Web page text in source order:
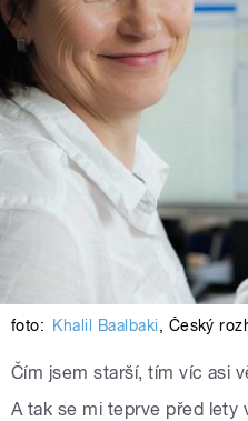
foto: Khalil Baalbaki, Český
Čím jsem starší, tím víc asi
A tak se mi teprve před lety